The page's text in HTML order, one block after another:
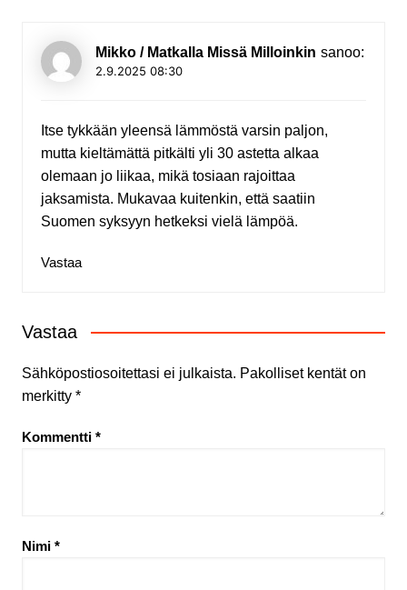
Mikko / Matkalla Missä Milloinkin sanoo:
2.9.2025 08:30
Itse tykkään yleensä lämmöstä varsin paljon,
mutta kieltämättä pitkälti yli 30 astetta alkaa
olemaan jo liikaa, mikä tosiaan rajoittaa
jaksamista. Mukavaa kuitenkin, että saatiin
Suomen syksyyn hetkeksi vielä lämpöä.
Vastaa
Vastaa
Sähköpostiosoitettasi ei julkaista. Pakolliset kentät on
merkitty *
Kommentti *
Nimi *